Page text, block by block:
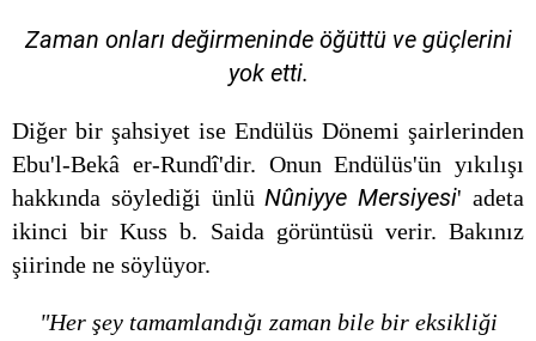
Zaman onları değirmeninde öğüttü ve güçlerini
yok etti.
Diğer bir şahsiyet ise Endülüs Dönemi şairlerinden
Ebu'l-Bekâ er-Rundî'dir. Onun Endülüs'ün yıkılışı
hakkında söylediği ünlüNûniyye Mersiyesi' adeta
ikinci bir Kuss b. Saida görüntüsü verir. Bakınız
şiirinde ne söylüyor.
"Her şey tamamlandığı zaman bile bir eksikliği